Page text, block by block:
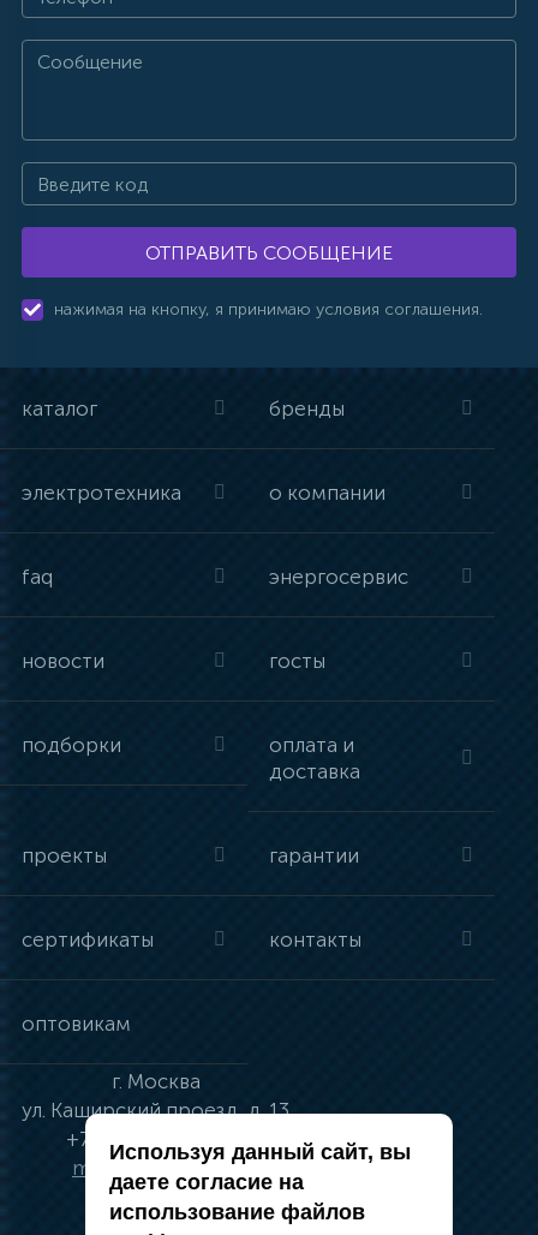
ОТПРАВИТЬ СООБЩЕНИЕ
нажимая на кнопку, я принимаю условия соглашения.
каталог бренды
электротехника о компании
faq энергосервис
новости госты
подборки
оплата и
доставка
проекты гарантии
сертификаты контакты
оптовикам
г. Москва
ул. Каширский проезд, д. 13
+7 (495) 134-41-83
moskva@vincci.ru
Используя данный сайт, вы
даете согласие на
использование файлов